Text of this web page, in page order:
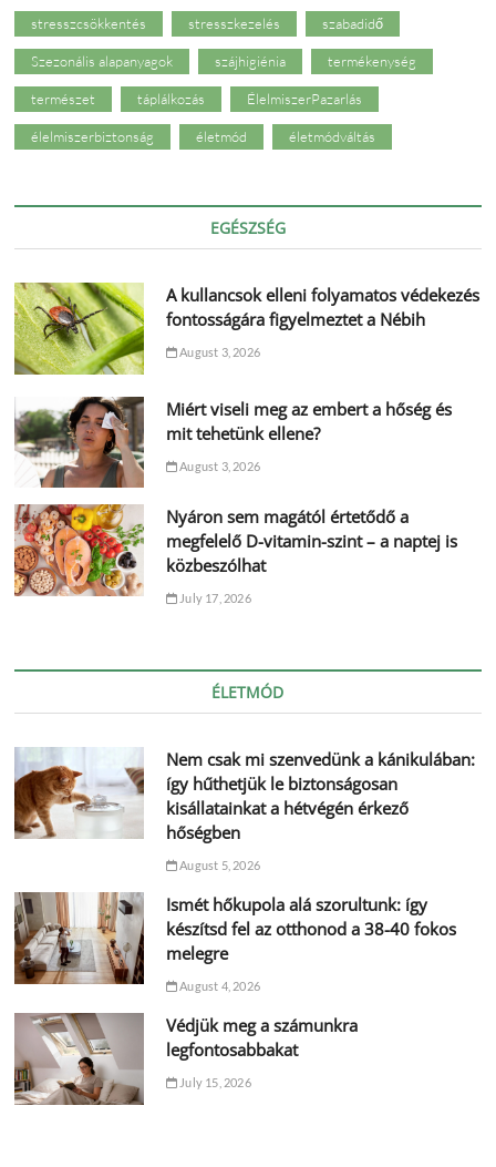
stresszcsökkentés stresszkezelés szabadidő
Szezonális alapanyagok szájhigiénia termékenység
természet táplálkozás ÉlelmiszerPazarlás
élelmiszerbiztonság életmód életmódváltás
EGÉSZSÉG
A kullancsok elleni folyamatos védekezés
fontosságára figyelmeztet a Nébih
August 3, 2026
Miért viseli meg az embert a hőség és
mit tehetünk ellene?
August 3, 2026
Nyáron sem magától értetődő a
megfelelő D-vitamin-szint – a naptej is
közbeszólhat
July 17, 2026
ÉLETMÓD
Nem csak mi szenvedünk a kánikulában:
így hűthetjük le biztonságosan
kisállatainkat a hétvégén érkező
hőségben
August 5, 2026
Ismét hőkupola alá szorultunk: így
készítsd fel az otthonod a 38-40 fokos
melegre
August 4, 2026
Védjük meg a számunkra
legfontosabbakat
July 15, 2026